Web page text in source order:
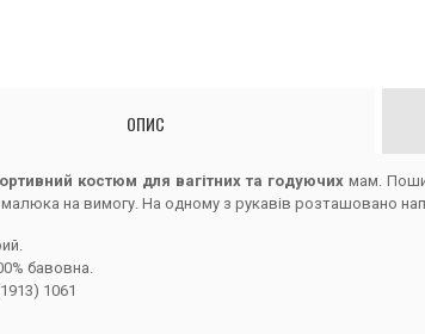
ОПИС
костюм для вагітних та годуючихмам.
малюка на вимогу. На одному з рукавів розташовано
бавовна.
1061